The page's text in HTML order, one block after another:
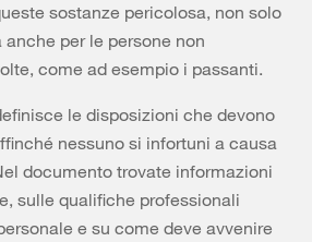
sostanze pericolosa, non solo
per le persone non
come ad esempio i passanti.
le disposizioni che devono
nessuno si infortuni a causa
documento trovate informazioni
sulle qualifiche professionali
e su come deve avvenire